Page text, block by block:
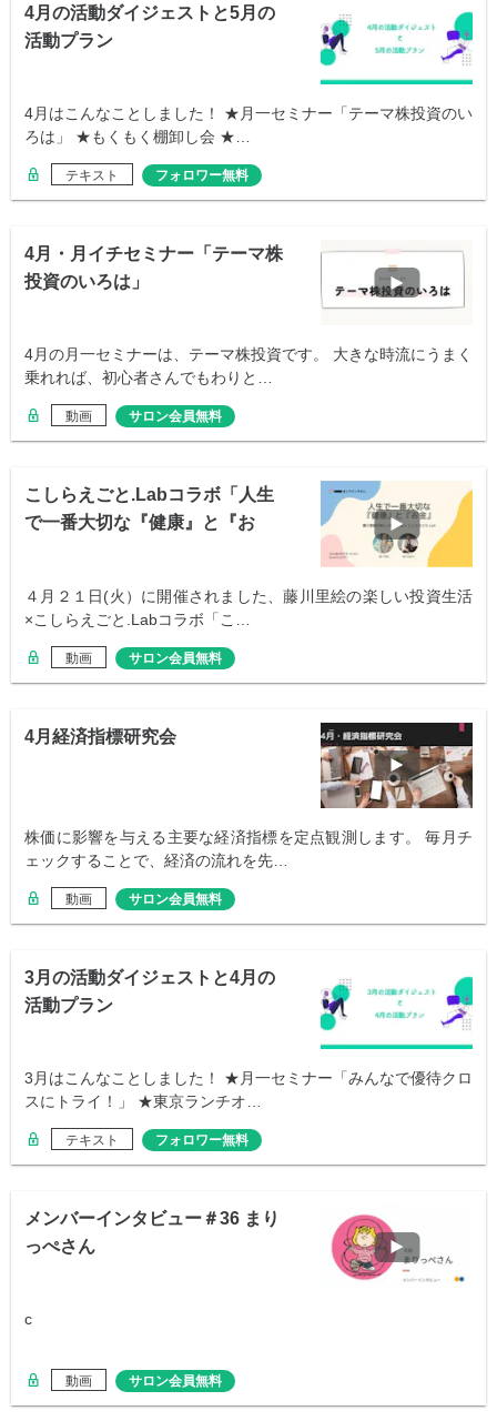
4月の活動ダイジェストと5月の
活動プラン
4月はこんなことしました！ ★月一セミナー「テーマ株投資のい
ろは」 ★もくもく棚卸し会 ★…
テキスト フォロワー無料
4月・月イチセミナー「テーマ株
投資のいろは」
4月の月一セミナーは、テーマ株投資です。 大きな時流にうまく
乗れれば、初心者さんでもわりと…
動画 サロン会員無料
こしらえごと.Labコラボ「人生
で一番大切な『健康』と『お
４月２１日(火）に開催されました、藤川里絵の楽しい投資生活
×こしらえごと.Labコラボ「こ…
動画 サロン会員無料
4月経済指標研究会
株価に影響を与える主要な経済指標を定点観測します。 毎月チ
ェックすることで、経済の流れを先…
動画 サロン会員無料
3月の活動ダイジェストと4月の
活動プラン
3月はこんなことしました！ ★月一セミナー「みんなで優待クロ
スにトライ！」 ★東京ランチオ…
テキスト フォロワー無料
メンバーインタビュー＃36 まり
っぺさん
c
動画 サロン会員無料